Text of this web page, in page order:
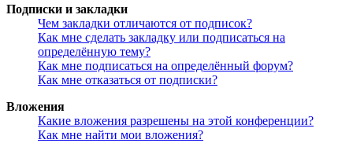
Подписки и закладки
Чем закладки отличаются от подписок?
Как мне сделать закладку или подписаться на
определённую тему?
Как мне подписаться на определённый форум?
Как мне отказаться от подписки?
Вложения
Какие вложения разрешены на этой конференции?
Как мне найти мои вложения?